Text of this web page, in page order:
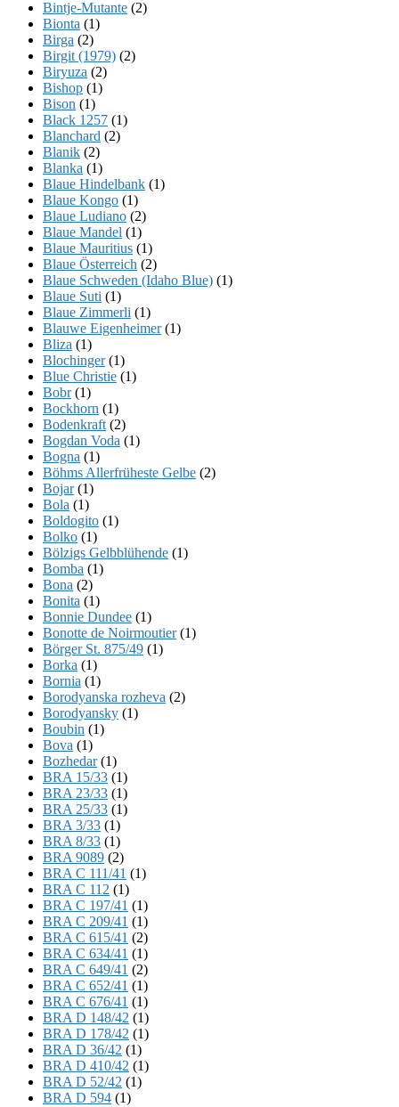
Bintje-Mutante (2)
Bionta (1)
Birga (2)
Birgit (1979) (2)
Biryuza (2)
Bishop (1)
Bison (1)
Black 1257 (1)
Blanchard (2)
Blanik (2)
Blanka (1)
Blaue Hindelbank (1)
Blaue Kongo (1)
Blaue Ludiano (2)
Blaue Mandel (1)
Blaue Mauritius (1)
Blaue Österreich (2)
Blaue Schweden (Idaho Blue) (1)
Blaue Suti (1)
Blaue Zimmerli (1)
Blauwe Eigenheimer(1)
Bliza (1)
Blochinger(1)
Blue Christie (1)
Bobr(1)
Bockhorn (1)
Bodenkraft (2)
Bogdan Voda (1)
Bogna (1)
Böhms Allerfrüheste Gelbe (2)
Bojar(1)
Bola (1)
Boldogito (1)
Bolko (1)
Bölzigs Gelbblühende (1)
Bomba (1)
Bona (2)
Bonita (1)
Bonnie Dundee (1)
Bonotte de Noirmoutier(1)
Börger St. 875/49 (1)
Borka (1)
Bornia (1)
Borodyanska rozheva (2)
Borodyansky (1)
Boubin (1)
Bova (1)
Bozhedar(1)
BRA 15/33 (1)
BRA 23/33 (1)
BRA 25/33 (1)
BRA 3/33 (1)
BRA 8/33 (1)
BRA 9089 (2)
BRA C 111/41 (1)
BRA C 112 (1)
BRA C 197/41 (1)
BRA C 209/41 (1)
BRA C 615/41 (2)
BRA C 634/41 (1)
BRA C 649/41 (2)
BRA C 652/41 (1)
BRA C 676/41 (1)
BRA D 148/42 (1)
BRA D 178/42 (1)
BRA D 36/42 (1)
BRA D 410/42 (1)
BRA D 52/42 (1)
BRA D 594 (1)